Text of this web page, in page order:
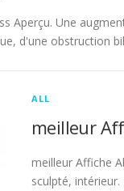
Aperçu. Une
d'une obstruction
ALL
meilleur
meilleur Affiche
sculpté,